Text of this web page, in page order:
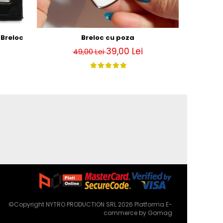
Breloc cu poza
49,00 Lei39,00 Lei
©Copyright NYTRO PRODUCTION SRL 2026 Platforma E-
commerce by Gomag